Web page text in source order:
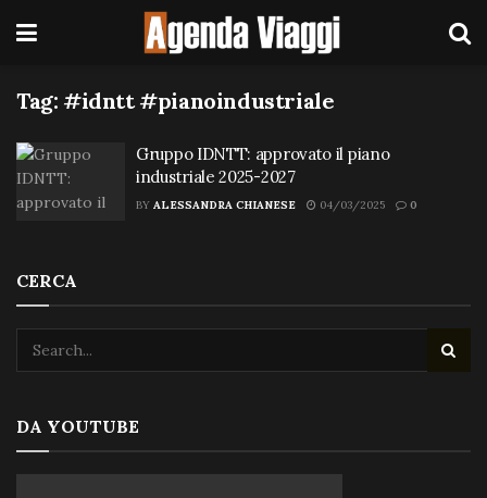
Tag: #idntt #pianoindustriale
Gruppo IDNTT: approvato il piano
industriale 2025-2027
BY ALESSANDRA CHIANESE 04/03/2025 0
CERCA
DA YOUTUBE